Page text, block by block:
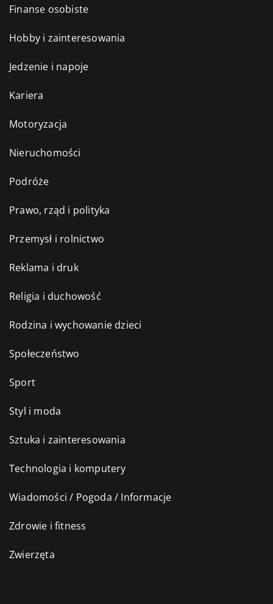
Finanse osobiste
Hobby i zainteresowania
Jedzenie i napoje
Kariera
Motoryzacja
Nieruchomości
Podróże
Prawo, rząd i polityka
Przemysł i rolnictwo
Reklama i druk
Religia i duchowość
Rodzina i wychowanie dzieci
Społeczeństwo
Sport
Styl i moda
Sztuka i zainteresowania
Technologia i komputery
Wiadomości / Pogoda / Informacje
Zdrowie i fitness
Zwierzęta